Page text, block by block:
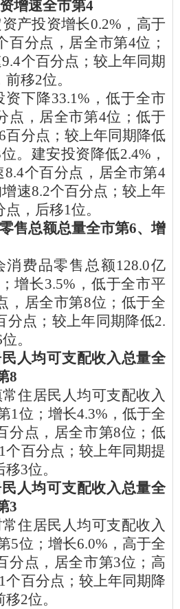
增速全市第4
资产投资增长0.2%， 高于
百分点，居全市第4位 ；
9.4个百分点；较上年同期
前移2位。
资下降33.1%，低于全市
点，居全市第4位；低于
百分点；较上年同期降低
位。 建安投资降低2.4%，
8.4个百分点，居全市第4
速8.2个百分点；较上年
， 后移1位。
售总额总量全市第6、增
消费品零售总额128.0亿
增长3.5%， 低于全市平
，居全市第8位 ； 低于全
分点；较上年同期降低2.
位。
人均可支配收入总量全
8
常住居民人均可支配收入
1位；增长4.3%， 低于全
分点 ，居全市第8位；低
个百分点；较上年同期提
移3位。
人均可支配收入总量全
3
常住居民人均可支配收入
5位；增长6.0%，高于全
分点，居全市第3位；高
个百分点；较上年同期降
移2位。